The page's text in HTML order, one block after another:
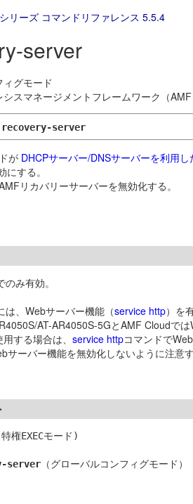
リーズ コマンドリファレンス 5.5.4
server
グモード
シスマネージメントフレームワーク（
server
が DHCPサーバー/DNSサーバーを利用
する。
リカバリーサーバーを無効化する。
み有効。
は、Webサーバー機能（service http）を
AT-AR4050S-5GとAMF Cloudで
する場合は、 service httpコマンドで
サーバー機能を無効化しないように注意
権EXECモード)
server